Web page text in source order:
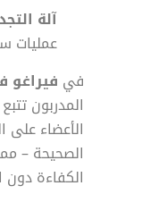
آلة
عمليات
في فيراغو
المدربون
الأعضاء
الصحيحة –
الكفاءة دون